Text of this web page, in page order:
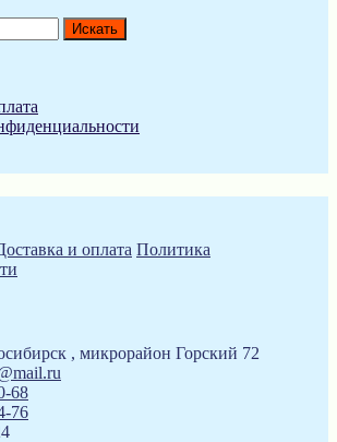
и оплата Политика
, микрорайон Горский 72
68
76